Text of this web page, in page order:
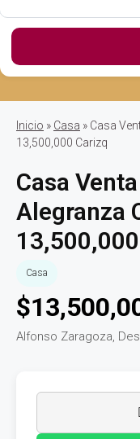
Inicio » Casa » Casa
13,500,000 Carizq
Casa
Alegranza
Casa
$
Alfonso Zaragoza,